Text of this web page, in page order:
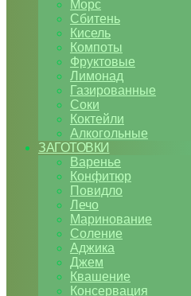
Морс
Сбитень
Кисель
Компоты
Фруктовые
Лимонад
Газированные
Соки
Коктейли
Алкогольные
ЗАГОТОВКИ
Варенье
Конфитюр
Повидло
Лечо
Маринование
Соление
Аджика
Джем
Квашение
Консервация